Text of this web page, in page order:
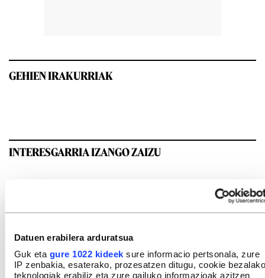
Datuen erabilera arduratsua
Guk eta gure 1022 kideek sure informacio pertsonala, zure
IP zenbakia, esaterako, prozesatzen ditugu, cookie bezalako
teknologiak erabiliz eta zure gailuko informazioak azitzen
GEHIEN IRAKURRIAK
INTERESGARRIA IZANGO ZAIZU